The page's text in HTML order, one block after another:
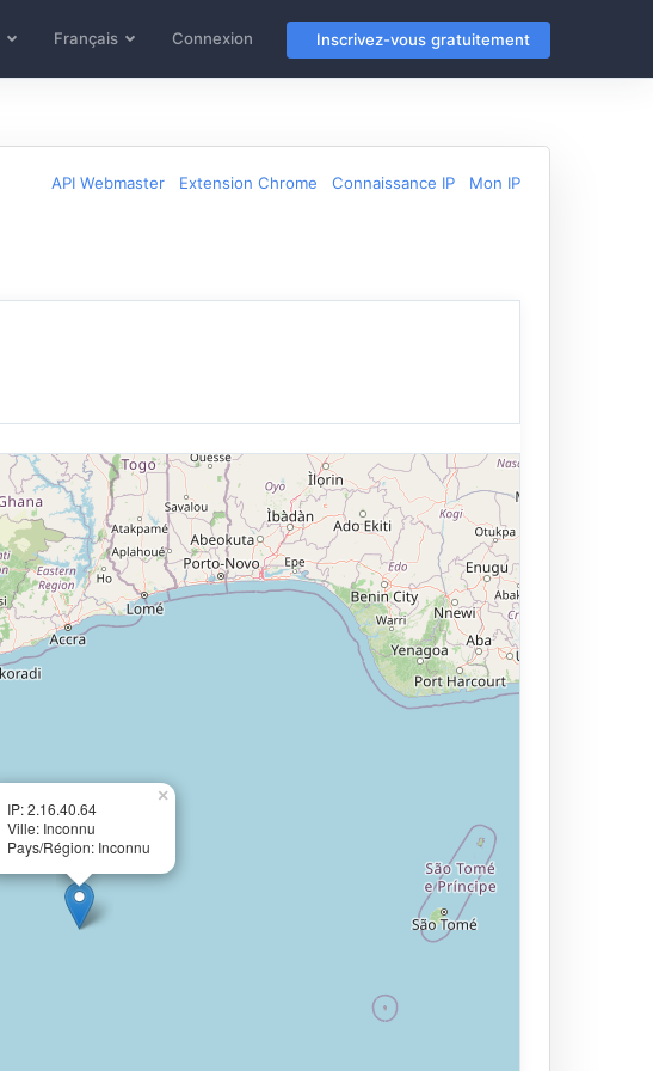
Français Connexion Inscrivez-vous gratuitement
API Webmaster Extension Chrome Connaissance IP Mon IP
IP: 2.16.40.64
Ville: Inconnu
Pays/Région: Inconnu
×